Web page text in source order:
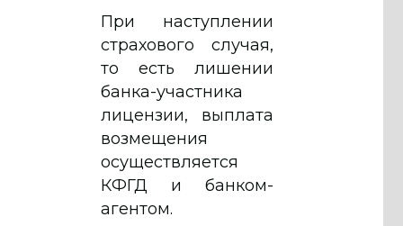
При наступлении
страхового случая,
то есть лишении
банка-участника
лицензии, выплата
возмещения
осуществляется
КФГД и банком-
агентом.